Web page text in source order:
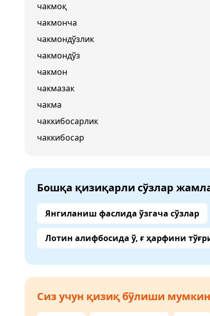
чакмоқ
чакмонча
чакмондўзлик
чакмондўз
чакмон
чакмазак
чакма
чаккибосарлик
чаккибосар
Бошқа қизиқарли сўзлар
Янгиланиш фаслида ўзгача сўзлар
Лотин алифбосида ў, ғ ҳарфини
Сиз учун қизиқ бўлиши мумкин